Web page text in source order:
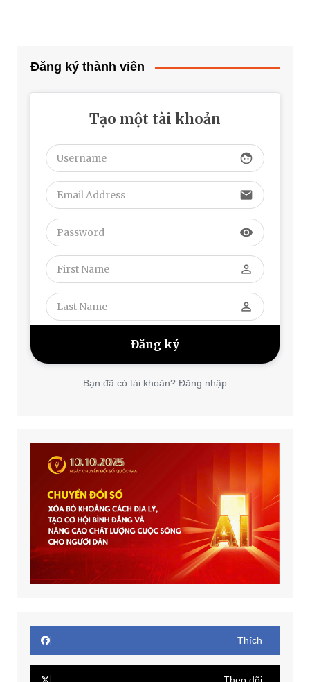
Đăng ký thành viên
Tạo một tài khoản
face
email
visibility
perm_identity
perm_identity
Bạn đã có tài khoản? Đăng nhập
Thích
Theo dõi